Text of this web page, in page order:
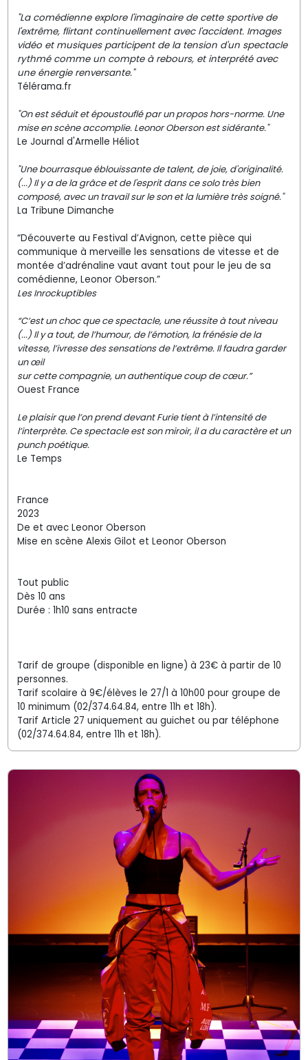
"La comédienne explore l'imaginaire de cette sportive de
l'extrême, flirtant continuellement avec l'accident. Images
vidéo et musiques participent de la tension d'un spectacle
rythmé comme un compte à rebours, et interprété avec
une énergie renversante."
Télérama.fr
"On est séduit et époustouflé par un propos hors-norme. Une
mise en scène accomplie. Leonor Oberson est sidérante."
Le Journal d'Armelle Héliot
"Une bourrasque éblouissante de talent, de joie, d'originalité.
(...) Il y a de la grâce et de l'esprit dans ce solo très bien
composé, avec un travail sur le son et la lumière très soigné."
La Tribune Dimanche
“Découverte au Festival d’Avignon, cette pièce qui
communique à merveille les sensations de vitesse et de
montée d’adrénaline vaut avant tout pour le jeu de sa
comédienne, Leonor Oberson.”
Les Inrockuptibles
“C’est un choc que ce spectacle, une réussite à tout niveau
(...) Il y a tout, de l’humour, de l’émotion, la frénésie de la
vitesse, l’ivresse des sensations de l’extrême. Il faudra garder
un œil
sur cette compagnie, un authentique coup de cœur.”
Ouest France
Le plaisir que l’on prend devant Furie tient à l’intensité de
l’interprète. Ce spectacle est son miroir, il a du caractère et un
punch poétique.
Le Temps
France
2023
De et avec Leonor Oberson
Mise en scène Alexis Gilot et Leonor Oberson
Tout public
Dès 10 ans
Durée : 1h10 sans entracte
Tarif de groupe (disponible en ligne) à 23€ à partir de 10
personnes.
Tarif scolaire à 9€/élèves le 27/1 à 10h00 pour groupe de
10 minimum (02/374.64.84, entre 11h et 18h).
Tarif Article 27 uniquement au guichet ou par téléphone
(02/374.64.84, entre 11h et 18h).